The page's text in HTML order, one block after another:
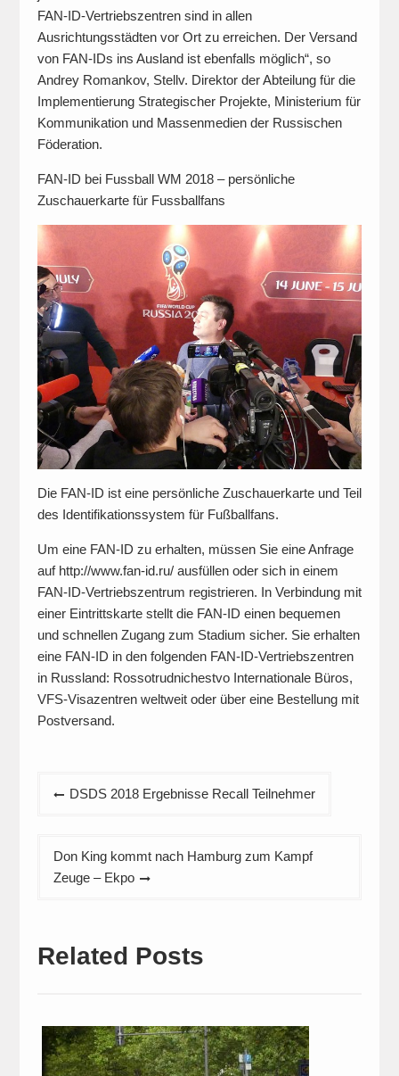
FAN-ID-Vertriebszentren sind in allen
Ausrichtungsstädten vor Ort zu erreichen. Der Versand
von FAN-IDs ins Ausland ist ebenfalls möglich“, so
Andrey Romankov, Stellv. Direktor der Abteilung für die
Implementierung Strategischer Projekte, Ministerium für
Kommunikation und Massenmedien der Russischen
Föderation.
FAN-ID bei Fussball WM 2018 – persönliche
Zuschauerkarte für Fussballfans
Die FAN-ID ist eine persönliche Zuschauerkarte und Teil
des Identifikationssystem für Fußballfans.
Um eine FAN-ID zu erhalten, müssen Sie eine Anfrage
auf http://www.fan-id.ru/ ausfüllen oder sich in einem
FAN-ID-Vertriebszentrum registrieren. In Verbindung mit
einer Eintrittskarte stellt die FAN-ID einen bequemen
und schnellen Zugang zum Stadium sicher. Sie erhalten
eine FAN-ID in den folgenden FAN-ID-Vertriebszentren
in Russland: Rossotrudnichestvo Internationale Büros,
VFS-Visazentren weltweit oder über eine Bestellung mit
Postversand.
Beitragsnavigation
DSDS 2018 Ergebnisse Recall Teilnehmer
Don King kommt nach Hamburg zum Kampf
Zeuge – Ekpo
Related Posts